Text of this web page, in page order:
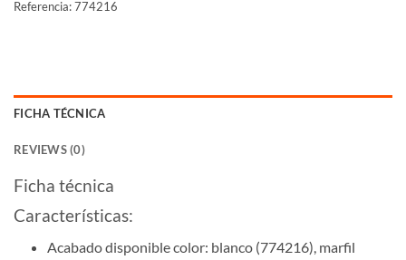
Referencia:774216
FICHA TÉCNICA
REVIEWS (0)
Ficha técnica
Características:
Acabado disponible color: blanco (774216), marfil